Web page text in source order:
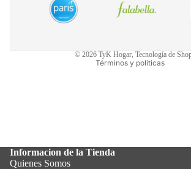
© 2026 TyK Hogar, Tecnología de
Términos y políticas
Política de reembolso
Términos del servicio
Informacion de la Tienda
Quienes Somos